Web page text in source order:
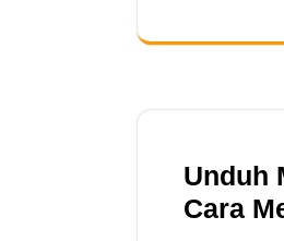
Unduh
Cara